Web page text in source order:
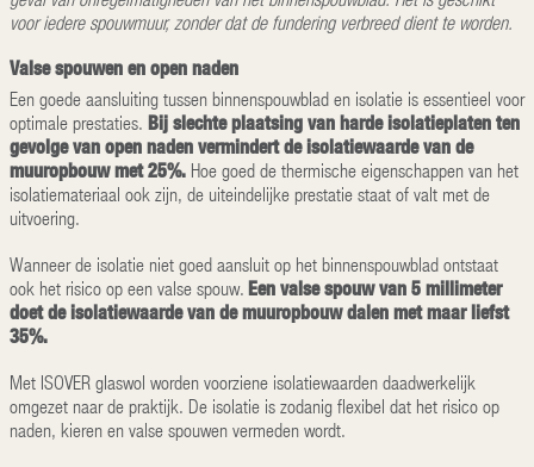
voor iedere spouwmuur, zonder dat de fundering verbreed dient te worden.
Valse spouwen en open naden
Een goede aansluiting tussen binnenspouwblad en isolatie is essentieel voor
optimale prestaties. Bij slechte plaatsing van harde isolatieplaten ten
gevolge van open naden vermindert de isolatiewaarde van de
muuropbouw met 25%. Hoe goed de thermische eigenschappen van het
isolatiemateriaal ook zijn, de uiteindelijke prestatie staat of valt met de
uitvoering.
Wanneer de isolatie niet goed aansluit op het binnenspouwblad ontstaat
ook het risico op een valse spouw. Een valse spouw van 5 millimeter
doet de isolatiewaarde van de muuropbouw dalen met maar liefst
35%.
Met ISOVER glaswol worden voorziene isolatiewaarden daadwerkelijk
omgezet naar de praktijk. De isolatie is zodanig flexibel dat het risico op
naden, kieren en valse spouwen vermeden wordt.